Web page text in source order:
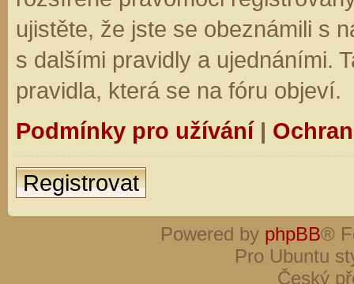
ujistěte, že jste se obeznámili s
s dalšími pravidly a ujednáními.
pravidla, která se na fóru objeví.
Podmínky pro užívání|
Registrovat
Powered by phpBB®
Pro Ubuntu
Český